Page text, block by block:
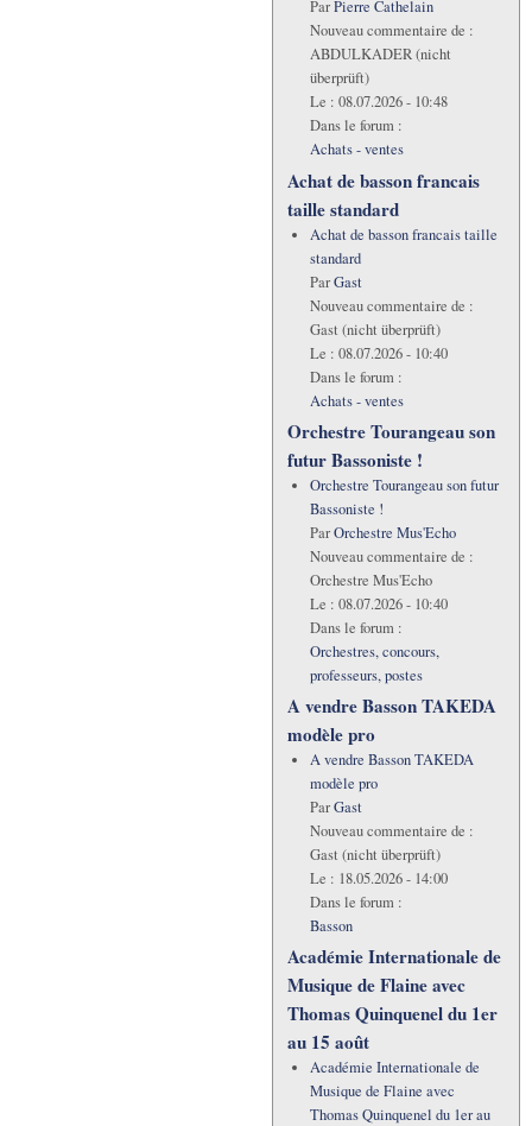
ParPierre Cathelain
Nouveau commentaire de :
ABDULKADER (nicht
überprüft)
Le : 08.07.2026 - 10:48
Dans le forum :
Achats - ventes
Achat de basson francais
taille standard
Achat de basson francais taille
standard
ParGast
Nouveau commentaire de :
Gast (nicht überprüft)
Le : 08.07.2026 - 10:40
Dans le forum :
Achats - ventes
Orchestre Tourangeau son
futur Bassoniste !
Orchestre Tourangeau son futur
Bassoniste !
ParOrchestre Mus'Echo
Nouveau commentaire de :
Orchestre Mus'Echo
Le : 08.07.2026 - 10:40
Dans le forum :
Orchestres, concours,
professeurs, postes
A vendre Basson TAKEDA
modèle pro
A vendre Basson TAKEDA
modèle pro
ParGast
Nouveau commentaire de :
Gast (nicht überprüft)
Le : 18.05.2026 - 14:00
Dans le forum :
Basson
Académie Internationale de
Musique de Flaine avec
Thomas Quinquenel du 1er
au 15 août
Académie Internationale de
Musique de Flaine avec
Thomas Quinquenel du 1er au